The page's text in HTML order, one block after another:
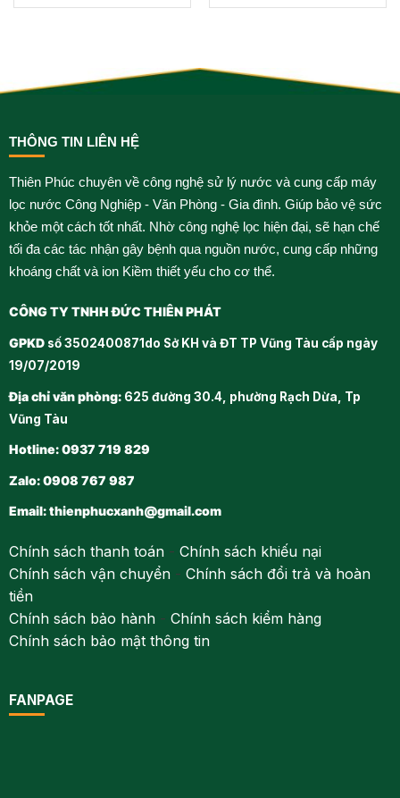
THÔNG TIN LIÊN HỆ
Thiên Phúc chuyên về công nghệ sử lý nước và cung cấp máy
lọc nước Công Nghiệp - Văn Phòng - Gia đình. Giúp bảo vệ sức
khỏe một cách tốt nhất. Nhờ công nghệ lọc hiện đại, sẽ hạn chế
tối đa các tác nhận gây bệnh qua nguồn nước, cung cấp những
khoáng chất và ion Kiềm thiết yếu cho cơ thể.
CÔNG TY TNHH ĐỨC THIÊN PHÁT
GPKDsố 3502400871do Sở KH và ĐT TP Vũng Tàu cấp ngày
19/07/2019
Địa chỉ văn phòng:625 đường 30.4, phường Rạch Dừa, Tp
Vũng Tàu
Hotline: 0937 719 829
Zalo: 0908 767 987
Email:thienphucxanh@gmail.com
Chính sách thanh toán- Chính sách khiếu nại
Chính sách vận chuyển- Chính sách đổi trả và hoàn
tiền
Chính sách bảo hành- Chính sách kiểm hàng
Chính sách bảo mật thông tin
FANPAGE